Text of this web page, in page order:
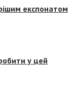
експонатом
у цей